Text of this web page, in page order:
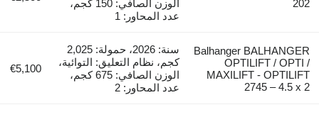
202
الوزن الصافي: 150 كجم،
عدد المحاور: 1
Balhanger BALHANGER
OPTILIFT / OPTI /
MAXILIFT - OPTILIFT
2745 – 4.5 x 2
سنة: 2026، حمولة: 2,025
كجم، نظام التعليق: التوائية،
الوزن الصافي: 675 كجم،
عدد المحاور: 2
€5,100